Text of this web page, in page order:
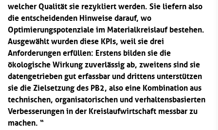
welcher Qualität sie rezykliert werden. Sie liefern also
die entscheidenden Hinweise darauf, wo
Optimierungspotenziale im Materialkreislauf bestehen.
Ausgewählt wurden diese KPIs, weil sie drei
Anforderungen erfüllen: Erstens bilden sie die
ökologische Wirkung zuverlässig ab, zweitens sind sie
datengetrieben gut erfassbar und drittens unterstützen
sie die Zielsetzung des PB2, also eine Kombination aus
technischen, organisatorischen und verhaltensbasierten
Verbesserungen in der Kreislaufwirtschaft messbar zu
machen.